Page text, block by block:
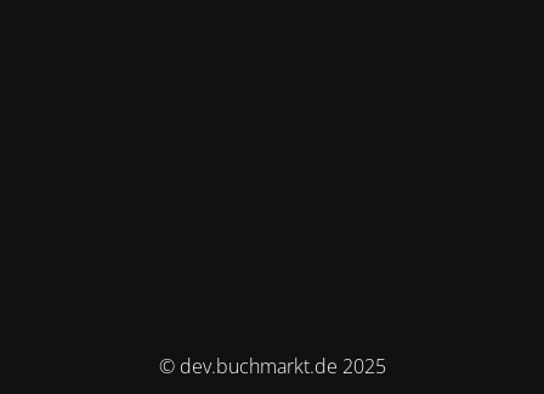
© dev.buchmarkt.de 2025